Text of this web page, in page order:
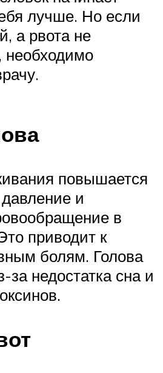
лучше. Но если
а рвота не
необходимо
повышается
и
в
приводит к
болям. Голова
за недостатка сна и